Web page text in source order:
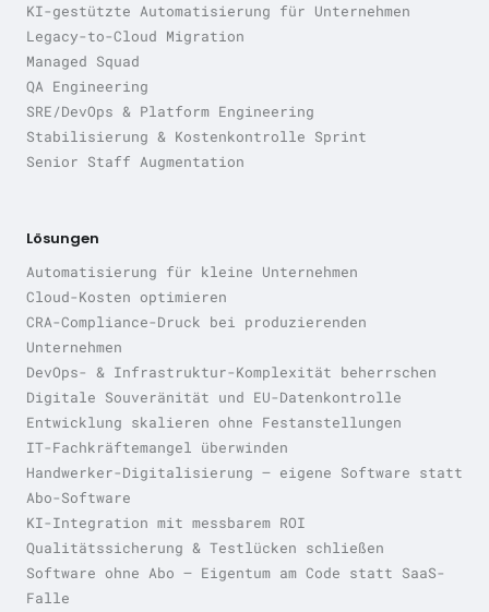
KI-gestützte Automatisierung für Unternehmen
Legacy-to-Cloud Migration
Managed Squad
QA Engineering
SRE/DevOps & Platform Engineering
Stabilisierung & Kostenkontrolle Sprint
Senior Staff Augmentation
Lösungen
Automatisierung für kleine Unternehmen
Cloud-Kosten optimieren
CRA-Compliance-Druck bei produzierenden
Unternehmen
DevOps- & Infrastruktur-Komplexität beherrschen
Digitale Souveränität und EU-Datenkontrolle
Entwicklung skalieren ohne Festanstellungen
IT-Fachkräftemangel überwinden
Handwerker-Digitalisierung — eigene Software statt
Abo-Software
KI-Integration mit messbarem ROI
Qualitätssicherung & Testlücken schließen
Software ohne Abo — Eigentum am Code statt SaaS-
Falle